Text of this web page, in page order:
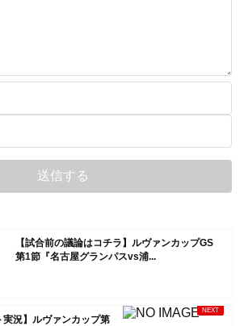
【試合前の議論はコチラ】ルヴァンカップGS
第1節『名古屋グランパスvs浦...
況】ルヴァンカップ第